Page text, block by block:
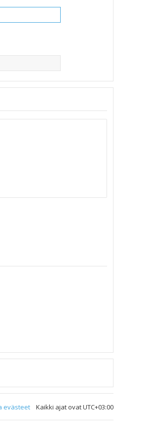
Kaikki ajat ovatUTC+03:00
evästeet